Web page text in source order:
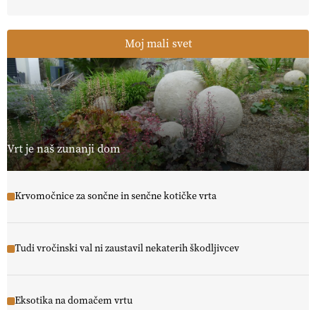
Moj mali svet
Vrt je naš zunanji dom
Krvomočnice za sončne in senčne kotičke vrta
Tudi vročinski val ni zaustavil nekaterih škodljivcev
Eksotika na domačem vrtu